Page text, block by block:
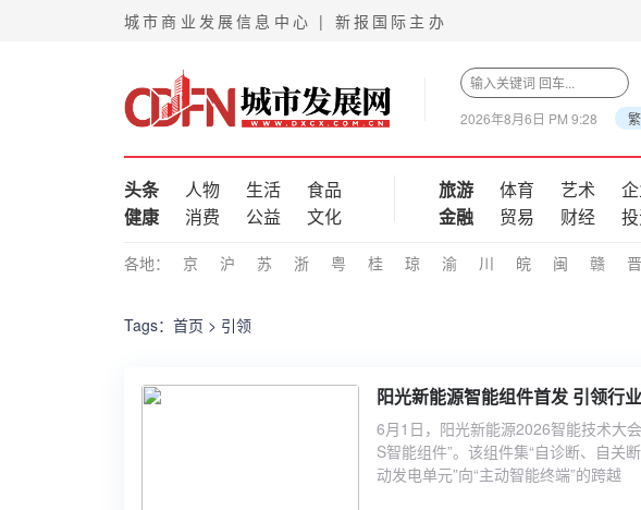
城市商业发展信息中心 | 新报国际主办
2026年8月6日 PM 9:28
头条 人物 生活
食品
健康
消费 公益 文化
旅游 体育 艺术
金融
贸易 财经
各地： 京 沪 苏 浙 粤 桂 琼 渝 川 皖 闽 赣 晋
Tags： 首页 > 引领
阳光新能源智能组件首发 引领行
6月1日，阳光新能源2026智能技术大
S智能组件”。该组件集“自诊断、自关
动发电单元”向“主动智能终端”的跨越